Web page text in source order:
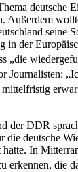
Außerdem
seine
der
„die
Journalisten:
DDR
deutsche
In
erkennen, die